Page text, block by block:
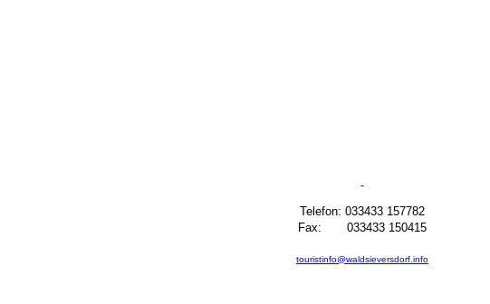
Telefon: 033433 157782
Fax: 033433 150415
touristinfo@waldsieversdorf.info